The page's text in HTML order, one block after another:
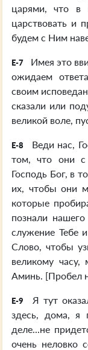
царями, что
царствовать и
будем с Ним
E-7
Имея это
ожидаем
своим
сказали или
великой воле,
E-8
Веди нас,
том, что они
Господь Бог, в
их, чтобы они
которые
познали
служение Тебе
Слово, чтобы
великому
Аминь. [Пробел
E-9
Я тут
здесь, дома, я
деле...не
очень неловко